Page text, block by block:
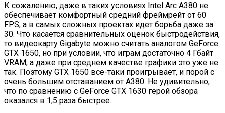
К сожалению, даже в таких условиях Intel Arc A380 не
обеспечивает комфортный средний фреймрейт от 60
FPS, а в самых сложных проектах идет борьба даже за
30. Что касается сравнительных оценок быстродействия,
то видеокарту Gigabyte можно считать аналогом GeForce
GTX 1650, но при условии, что играм достаточно 4 Гбайт
VRAM, а даже при среднем качестве графики это уже не
так. Поэтому GTX 1650 все-таки проигрывает, и порой с
очень большим отставанием от A380. Не удивительно,
что по сравнению с GeForce GTX 1630 герой обзора
оказался в 1,5 раза быстрее.